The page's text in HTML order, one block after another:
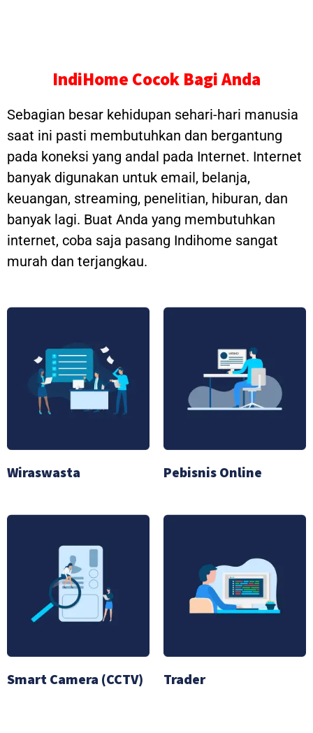
IndiHome Cocok Bagi Anda
Sebagian besar kehidupan sehari-hari manusia
saat ini pasti membutuhkan dan bergantung
pada koneksi yang andal pada Internet. Internet
banyak digunakan untuk email, belanja,
keuangan, streaming, penelitian, hiburan, dan
banyak lagi. Buat Anda yang membutuhkan
internet, coba saja pasang Indihome sangat
murah dan terjangkau.
Wiraswasta Pebisnis Online
Smart Camera (CCTV) Trader